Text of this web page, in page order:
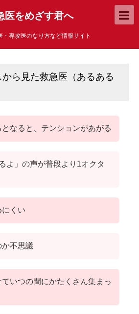
医をめざす君へ
・専攻医のなり方など情報サイト
ら見た救急医（あるある
なると、テンションがあがる
よ」の声が普段より1オクタ
くい
不思議
いつの間にかたくさん集まっ